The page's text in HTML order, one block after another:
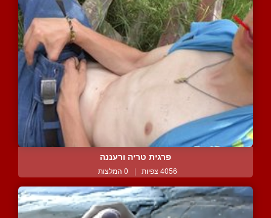
פרגית טריה ורעננה
4056 צפיות | 0 המלצות